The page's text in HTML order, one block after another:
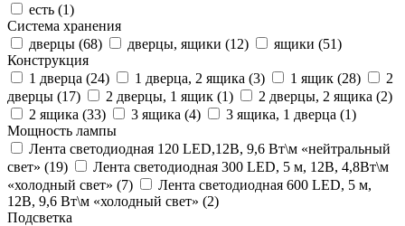
есть (1)
Система хранения
дверцы (68) дверцы, ящики (12) ящики (51)
Конструкция
1 дверца (24) 1 дверца, 2 ящика (3) 1 ящик (28)
2
дверцы (17) 2 дверцы, 1 ящик (1) 2 дверцы, 2 ящика (2)
2 ящика (33) 3 ящика (4) 3 ящика, 1 дверца (1)
Мощность лампы
Лента светодиодная 120 LED,12В, 9,6 Вт\м «нейтральный
свет» (19)
Лента светодиодная 300 LED, 5 м, 12В, 4,8Вт\м
«холодный свет» (7)
Лента светодиодная 600 LED, 5 м,
12В, 9,6 Вт\м «холодный свет» (2)
Подсветка